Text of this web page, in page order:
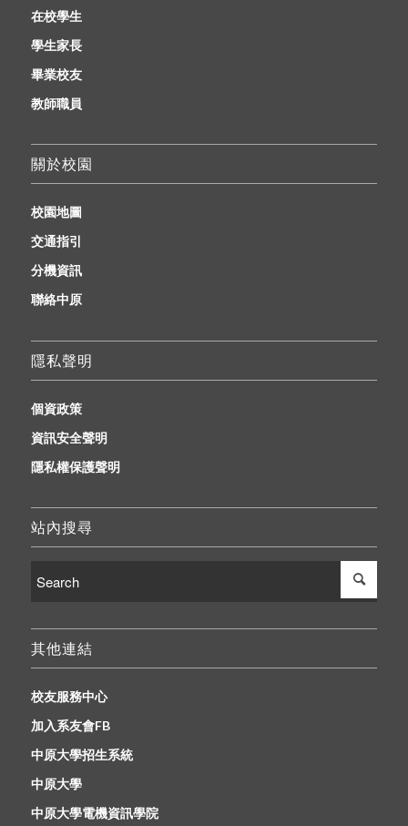
在校學生
學生家長
畢業校友
教師職員
關於校園
校園地圖
交通指引
分機資訊
聯絡中原
隱私聲明
個資政策
資訊安全聲明
隱私權保護聲明
站內搜尋
其他連結
校友服務中心
加入系友會FB
中原大學招生系統
中原大學
中原大學電機資訊學院